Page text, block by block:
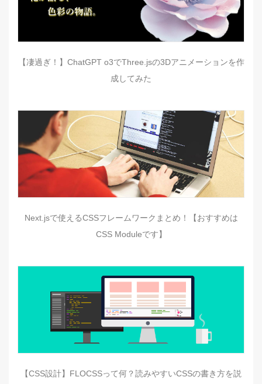
【凄過ぎ！】ChatGPT o3でThree.jsの3Dアニメーションを作
成してみた
Next.jsで使えるCSSフレームワークまとめ！【おすすめは
CSS Moduleです】
【CSS設計】FLOCSSって何？読みやすいCSSの書き方を説